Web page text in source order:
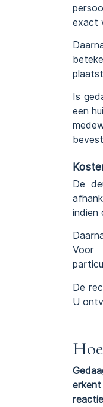
exact
Is
een
De
indien
Voor
De
U